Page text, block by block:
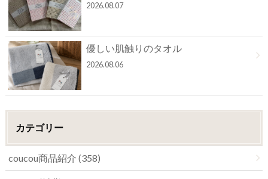
2026.08.07
優しい肌触りのタオル
2026.08.06
カテゴリー
coucou商品紹介 (358)